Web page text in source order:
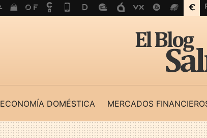
ECONOMÍA DOMÉSTICA MERCADOS